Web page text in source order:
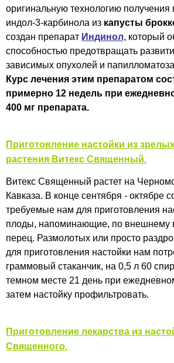
оригинальную технологию
индол-3-карбинола из капусты
создан препарат Индинол, который
способностью предотвращать
зависимых опухолей и
Курс лечения этим препаратом
примерно 12 недель при
400 мг препарата.
Приготовление настойки из
растения Витекс Священный.
Витекс Священный растет на
Кавказа. В конце сентября - октябре
требуемые нам для приготовления
плоды, напоминающие, по внешнему
перец. Размолотых или просто
для приготовления настойки нам
граммовый стаканчик, на 0,5 л 60
темном месте 21 день при
затем настойку профильтровать.
Приготовление лекарства из
Священного.